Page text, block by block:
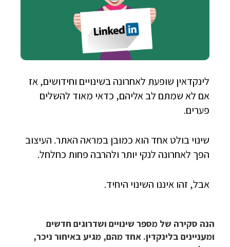
לינקדאין שופעת לאחרונה בשינויים וחידושים, אז
אם לא שמתם לב אליהם, כדאי מאוד להשלים
פערים.
שינוי בולט אחד הוא כמובן במראה האתר. העיצוב
הפך לאחרונה לנקי יותר ולהרבה פחות כחלחל.
אבל, זהו איננו השינוי היחיד.
הנה סקירה של מספר שינויים ושדרוגים חדשים
ומעניינים בלינקדין. אחד מהם, מגיע באיחור ניכר,